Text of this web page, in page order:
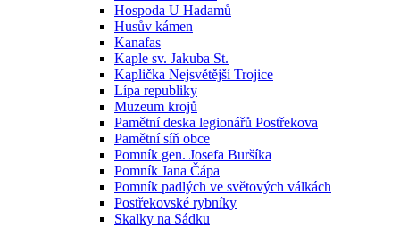
Hospoda U Hadamů
Husův kámen
Kanafas
Kaple sv. Jakuba St.
Kaplička Nejsvětější Trojice
Lípa republiky
Muzeum krojů
Pamětní deska legionářů Postřekova
Pamětní síň obce
Pomník gen. Josefa Buršíka
Pomník Jana Čápa
Pomník padlých ve světových válkách
Postřekovské rybníky
Skalky na Sádku